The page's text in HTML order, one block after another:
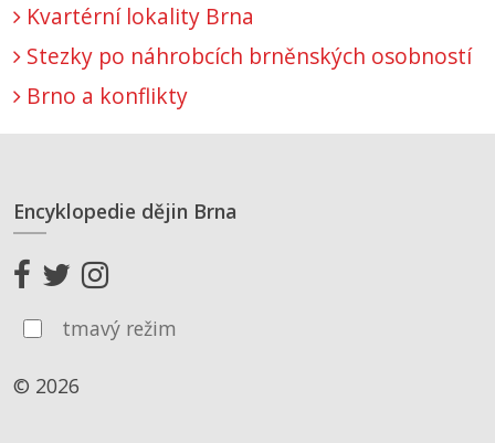
Kvartérní lokality Brna
Stezky po náhrobcích brněnských osobností
Brno a konflikty
Encyklopedie dějin Brna
tmavý režim
© 2026